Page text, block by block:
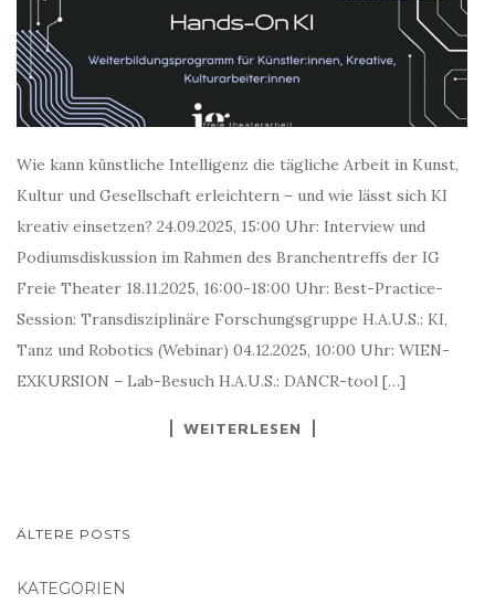
Wie kann künstliche Intelligenz die tägliche Arbeit in Kunst,
Kultur und Gesellschaft erleichtern – und wie lässt sich KI
kreativ einsetzen? 24.09.2025, 15:00 Uhr: Interview und
Podiumsdiskussion im Rahmen des Branchentreffs der IG
Freie Theater 18.11.2025, 16:00-18:00 Uhr: Best-Practice-
Session: Transdisziplinäre Forschungsgruppe H.A.U.S.: KI,
Tanz und Robotics (Webinar) 04.12.2025, 10:00 Uhr: WIEN-
EXKURSION – Lab-Besuch H.A.U.S.: DANCR-tool […]
WEITERLESEN
BEITRAGSNAVIGATION
ÄLTERE POSTS
KATEGORIEN